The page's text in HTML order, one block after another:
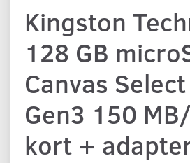
Kingston
128 GB
Canvas
Gen3 150
kort +